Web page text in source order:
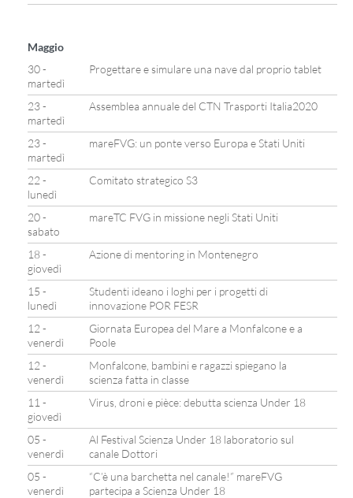
Maggio
30 -
martedì
Progettare e simulare una nave dal proprio tablet
23 -
martedì
Assemblea annuale del CTN Trasporti Italia2020
23 -
martedì
mareFVG: un ponte verso Europa e Stati Uniti
22 -
lunedì
Comitato strategico S3
20 -
sabato
mareTC FVG in missione negli Stati Uniti
18 -
giovedì
Azione di mentoring in Montenegro
15 -
lunedì
Studenti ideano i loghi per i progetti di
innovazione POR FESR
12 -
venerdì
Giornata Europea del Mare a Monfalcone e a
Poole
12 -
venerdì
Monfalcone, bambini e ragazzi spiegano la
scienza fatta in classe
11 -
giovedì
Virus, droni e pièce: debutta scienza Under 18
05 -
venerdì
Al Festival Scienza Under 18 laboratorio sul
canale Dottori
05 -
venerdì
“C’è una barchetta nel canale!” mareFVG
partecipa a Scienza Under 18